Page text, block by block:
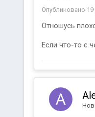
Опубликовано
Отношусь
Если что-то с